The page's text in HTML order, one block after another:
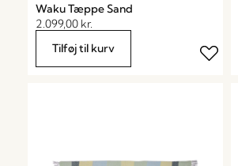
Waku Tæppe Sand
2.099,00 kr.
Tilføj til kurv